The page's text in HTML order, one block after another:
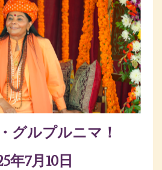
グルプルニマ！
年7月10日